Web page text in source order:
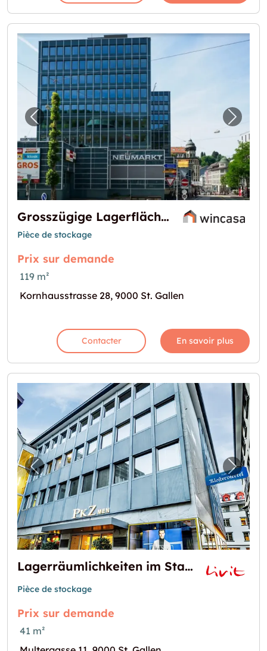
Image précédente pour "Grosszügige
Grosszügige Lagerfläche an zentraler Lage zu vermieten
Pièce de stockage
Prix sur demande
119 m²
Kornhausstrasse 28, 9000 St. Gallen
Contacter En savoir plus
Image précédente pour
Lagerräumlichkeiten im Stadtzentrum
Pièce de stockage
Prix sur demande
41 m²